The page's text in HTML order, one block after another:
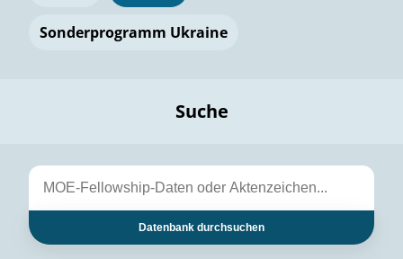
Sonderprogramm Ukraine
Suche
Datenbank durchsuchen